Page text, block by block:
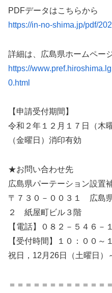
PDFデータはこちらから
https://in-no-shima.jp/pdf/
詳細は、広島県ホームペー
https://
0.html
【申請受付期間】
令和２年１２月１７日（木
（金曜日）消印有効
★お問い合わせ先
広島県パーテーション設置
〒７３０－００３１ 広島
２ 紙屋町ビル３階
【電話】０８２－５４６－
【受付時間】１０：００～
祝日，12月26日（土曜日）
＝＝＝＝＝＝＝＝＝＝＝＝